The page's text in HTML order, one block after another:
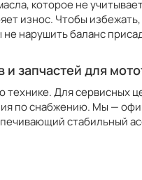
которое не
износ. Чтобы
нарушить баланс
запчастей для
Для сервисных
по снабжению. Мы —
стабильный